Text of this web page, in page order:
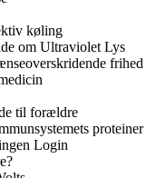
køling
om Ultraviolet Lys
frihed
til forældre
proteiner
Login